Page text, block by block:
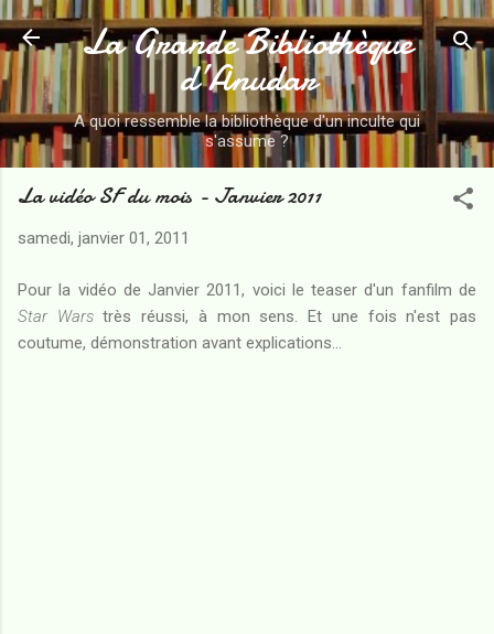
Accéder au contenu principal
La Grande Bibliothèque
d’Anudar
A quoi ressemble la bibliothèque d'un inculte qui
s'assume ?
La vidéo SF du mois - Janvier 2011
samedi, janvier 01, 2011
Pour la vidéo de Janvier 2011, voici le teaser d'un fanfilm de
Star Warstrès réussi, à mon sens. Et une fois n'est pas
coutume, démonstration avant explications...